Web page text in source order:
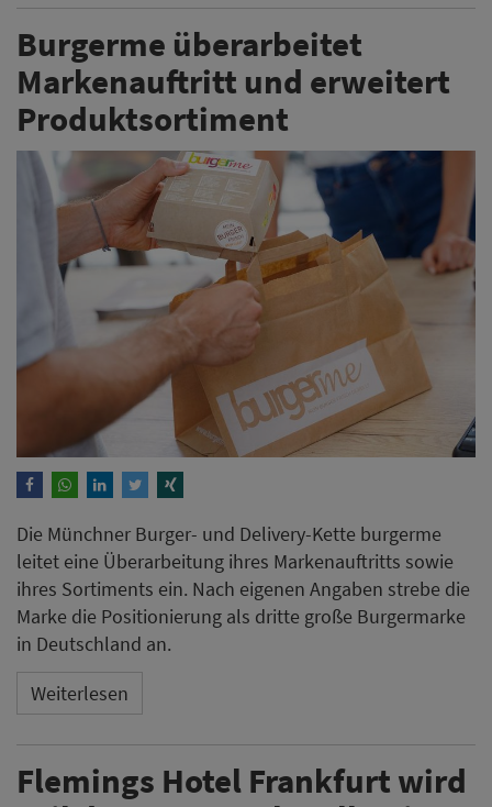
Burgerme überarbeitet
Markenauftritt und erweitert
Produktsortiment
Die Münchner Burger- und Delivery-Kette burgerme
leitet eine Überarbeitung ihres Markenauftritts sowie
ihres Sortiments ein. Nach eigenen Angaben strebe die
Marke die Positionierung als dritte große Burgermarke
in Deutschland an.
Weiterlesen
Flemings Hotel Frankfurt wird